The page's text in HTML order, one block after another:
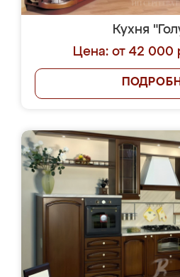
Кухня
Цена: от 42 000